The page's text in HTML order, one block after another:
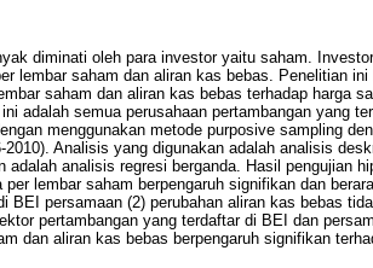
diminati oleh para investor yaitu saham.
lembar saham dan aliran kas bebas. Penelitian
saham dan aliran kas bebas terhadap harga
adalah semua perusahaan pertambangan yang
menggunakan metode purposive sampling
2010). Analisis yang digunakan adalah analisis
adalah analisis regresi berganda. Hasil pengujian
per lembar saham berpengaruh signifikan dan
BEI persamaan (2) perubahan aliran kas bebas
pertambangan yang terdaftar di BEI dan
dan aliran kas bebas berpengaruh signifikan